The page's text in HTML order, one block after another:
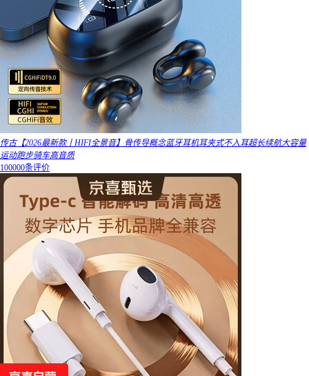
传古【2026最新款丨HIFI全景音】骨传导概念蓝牙耳机耳夹式不入耳超长续航大容量
运动跑步骑车高音质
100000条评价